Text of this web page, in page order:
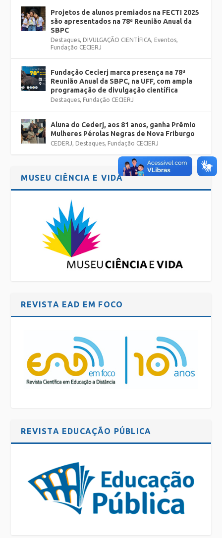
Projetos de alunos premiados na FECTI 2025
são apresentados na 78ª Reunião Anual da
SBPC
Destaques, DIVULGAÇÃO CIENTÍFICA, Eventos,
Fundação CECIERJ
Fundação Cecierj marca presença na 78ª
Reunião Anual da SBPC, na UFF, com ampla
programação de divulgação científica
Destaques, Fundação CECIERJ
Aluna do Cederj, aos 81 anos, ganha Prêmio
Mulheres Pérolas Negras de Nova Friburgo
CEDERJ, Destaques, Fundação CECIERJ
MUSEU CIÊNCIA E VIDA
REVISTA EAD EM FOCO
REVISTA EDUCAÇÃO PÚBLICA